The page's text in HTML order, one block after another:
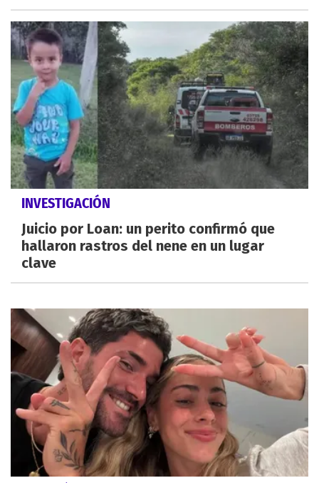
INVESTIGACIÓN
Juicio por Loan: un perito confirmó que
hallaron rastros del nene en un lugar
clave